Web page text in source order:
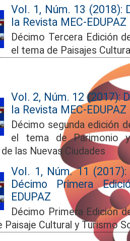
Vol. 1, Núm. 13 (2018):
la Revista MEC-EDUPAZ
Décimo Tercera Edición
el tema de Paisajes
Vol. 2, Núm. 12 (2017):
la Revista MEC-EDUPAZ
Décimo segunda edición
el tema de Parimonio
las Nuevas Ciudades
Vol. 1, Núm. 11
Décimo Primera
EDUPAZ
Décimo Primera Edición
Paisaje Cultural y Turismo